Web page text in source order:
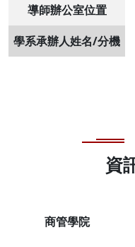
導師辦公室位置
學系承辦人姓名/分機
資
商管學院